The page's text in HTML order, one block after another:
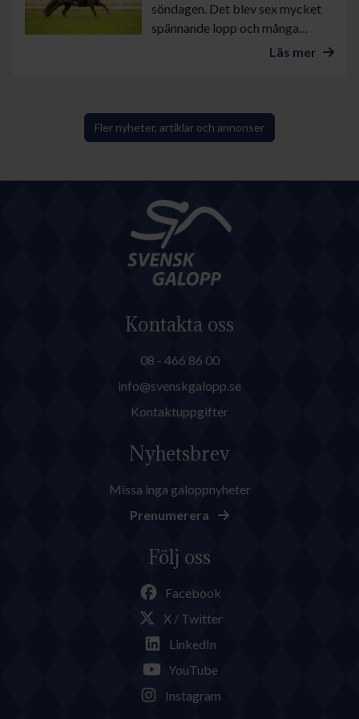
söndagen. Det blev sex mycket
spännande lopp och många
mycket fint pyntade ponnyer.
Läs mer
Fler nyheter, artiklar och annonser
Kontakta oss
08 - 466 86 00
info@svenskgalopp.se
Kontaktuppgifter
Nyhetsbrev
Missa inga galoppnyheter
Prenumerera
Följ oss
Facebook
X / Twitter
LinkedIn
YouTube
Instagram